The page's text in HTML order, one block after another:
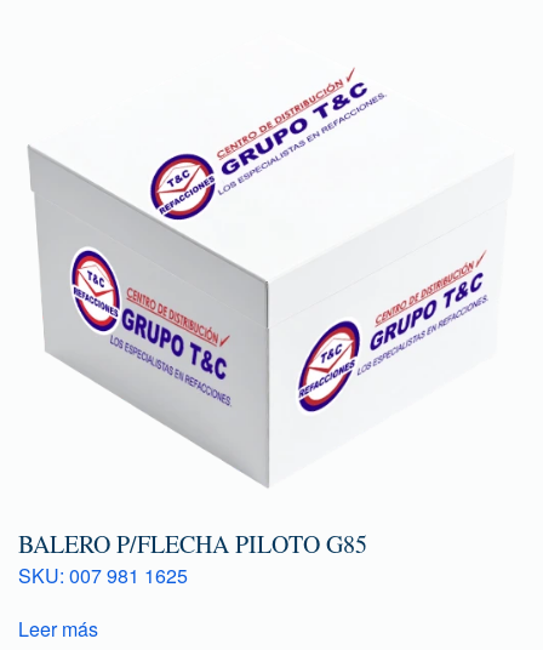
BALERO P/FLECHA PILOTO G85
SKU: 007 981 1625
Leer más